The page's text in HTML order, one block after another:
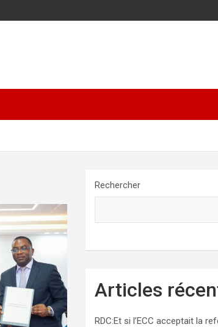
Rechercher
Articles
RDC:Et si l’ECC acceptait la